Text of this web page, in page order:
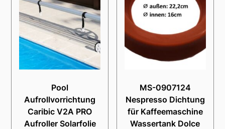
Pool
Aufrollvorrichtung
Caribic V2A PRO
Aufroller Solarfolie
MS-0907124
Nespresso Dichtung
für Kaffeemaschine
Wassertank Dolce